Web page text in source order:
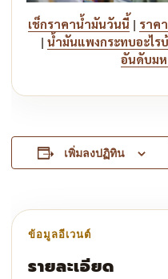
เช็กราคาน้ำมันวันนี้ | ราค
| น้ำมันแพงกระทบอะไร
อันดับมห
เพิ่มลงปฏิทิน
รายละเอียด